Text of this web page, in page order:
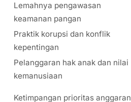
Lemahnya pengawasan
keamanan pangan
Praktik korupsi dan konflik
kepentingan
Pelanggaran hak anak dan nilai
kemanusiaan
Ketimpangan prioritas anggaran